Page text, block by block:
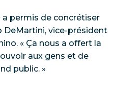
permis de concrétiser
DeMartini, vice-président
« Ça nous a offert la
aux gens et de
public. »